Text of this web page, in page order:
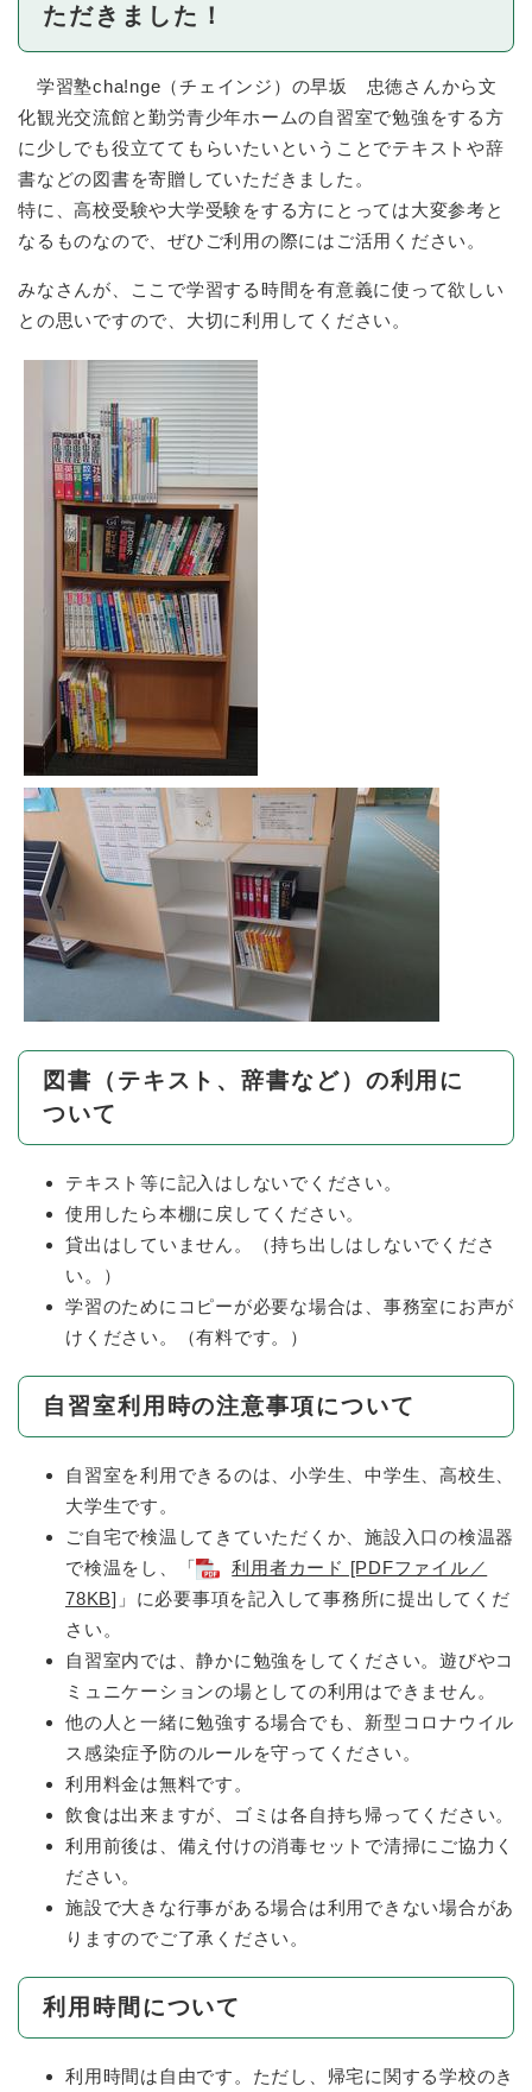
ただきました！
学習塾cha!nge（チェインジ）の早坂 忠徳さんから文
化観光交流館と勤労青少年ホームの自習室で勉強をする方
に少しでも役立ててもらいたいということでテキストや辞
書などの図書を寄贈していただきました。
特に、高校受験や大学受験をする方にとっては大変参考と
なるものなので、ぜひご利用の際にはご活用ください。
みなさんが、ここで学習する時間を有意義に使って欲しい
との思いですので、大切に利用してください。
図書（テキスト、辞書など）の利用に
ついて
テキスト等に記入はしないでください。
使用したら本棚に戻してください。
貸出はしていません。（持ち出しはしないでくださ
い。）
学習のためにコピーが必要な場合は、事務室にお声が
けください。（有料です。）
自習室利用時の注意事項について
自習室を利用できるのは、小学生、中学生、高校生、
大学生です。
ご自宅で検温してきていただくか、施設入口の検温器
で検温をし、「
利用者カード [PDFファイル／
78KB] 」に必要事項を記入して事務所に提出してくだ
さい。
自習室内では、静かに勉強をしてください。遊びやコ
ミュニケーションの場としての利用はできません。
他の人と一緒に勉強する場合でも、新型コロナウイル
ス感染症予防のルールを守ってください。
利用料金は無料です。
飲食は出来ますが、ゴミは各自持ち帰ってください。
利用前後は、備え付けの消毒セットで清掃にご協力く
ださい。
施設で大きな行事がある場合は利用できない場合があ
りますのでご了承ください。
利用時間について
利用時間は自由です。ただし、帰宅に関する学校のき